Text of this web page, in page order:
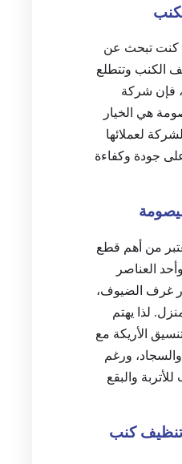
كنت تبحث عن
الكنب وتتطلع
فإن شركة
هي الخيار
لعملائها
جودة وكفاءة
من أهم قطع
العناصر
غرف الضيوف،
لذا يهتم
الأريكة مع
والسجاد، ورغم
والبقع
كنب